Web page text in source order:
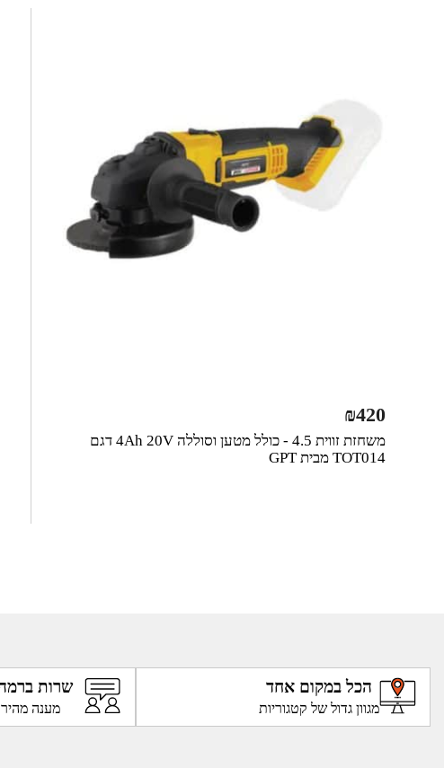
משחזת זווית 4.5 - כולל מטען וסוללה 4Ah 20V דגם
TOT014 מבית GPT
₪420
הכל במקום אחד
מגוון גדול של קטגוריות
שרות
מענה מהיר